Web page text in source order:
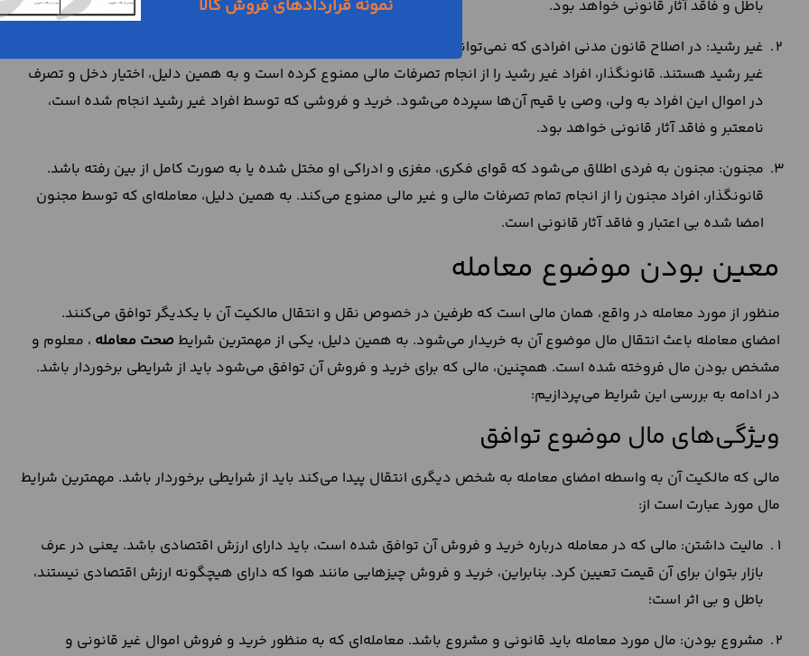
باطل و فاقد آثار قانونی خواهد بود.
غیر رشید: در اصلاح قانون مدنی افرادی که نمی‌توانند در اموال و دارایی‌های خودشان به صورت عاقلانه دخل و تصرف کنند،
غیر رشید هستند. قانونگذار، افراد غیر رشید را از انجام تصرفات مالی ممنوع کرده است و به همین دلیل، اختیار دخل و تصرف
در اموال این افراد به ولی، وصی یا قیم آن‌ها سپرده می‌شود. خرید و فروشی که توسط افراد غیر رشید انجام شده است،
نامعتبر و فاقد آثار قانونی خواهد بود.
مجنون: مجنون به فردی اطلاق می‌شود که قوای فکری، مغزی و ادراکی او مختل شده یا به صورت کامل از بین رفته باشد.
قانونگذار، افراد مجنون را از انجام تمام تصرفات مالی و غیر مالی ممنوع می‌کند. به همین دلیل، معامله‌ای که توسط مجنون
امضا شده بی اعتبار و فاقد آثار قانونی است.
معین بودن موضوع معامله
منظور از مورد معامله در واقع، همان مالی است که طرفین در خصوص نقل و انتقال مالکیت آن با یکدیگر توافق می‌کنند.
امضای معامله باعث انتقال مال موضوع آن به خریدار می‌شود. به همین دلیل، یکی از مهمترین شرایط صحت معامله ، معلوم و
مشخص بودن مال فروخته شده است. همچنین، مالی که برای خرید و فروش آن توافق می‌شود باید از شرایطی برخوردار باشد.
در ادامه به بررسی این شرایط می‌پردازیم:
ویژگی‌های مال موضوع توافق
مالی که مالکیت آن به واسطه امضای معامله به شخص دیگری انتقال پیدا می‌کند باید از شرایطی برخوردار باشد. مهمترین شرایط
مال مورد عبارت است از:
مالیت داشتن: مالی که در معامله درباره خرید و فروش آن توافق شده است، باید دارای ارزش اقتصادی باشد. یعنی در عرف
بازار بتوان برای آن قیمت تعیین کرد. بنابراین، خرید و فروش چیزهایی مانند هوا که دارای هیچگونه ارزش اقتصادی نیستند،
باطل و بی اثر است؛
مشروع بودن: مال مورد معامله باید قانونی و مشروع باشد. معامله‌ای که به منظور خرید و فروش اموال غیر قانونی و
نمونه قراردادهای فروش کالا